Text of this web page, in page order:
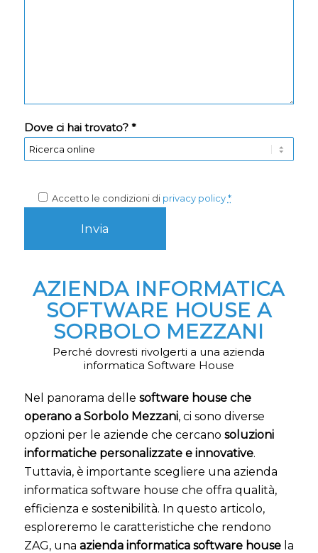
Dove ci hai trovato? *
Accetto le condizioni di privacy policy *
AZIENDA INFORMATICA
SOFTWARE HOUSE A
SORBOLO MEZZANI
Perché dovresti rivolgerti a una azienda
informatica Software House
Nel panorama delle software house che
operano a Sorbolo Mezzani, ci sono diverse
opzioni per le aziende che cercano soluzioni
informatiche personalizzate e innovative.
Tuttavia, è importante scegliere una azienda
informatica software house che offra qualità,
efficienza e sostenibilità. In questo articolo,
esploreremo le caratteristiche che rendono
ZAG, una azienda informatica software house la